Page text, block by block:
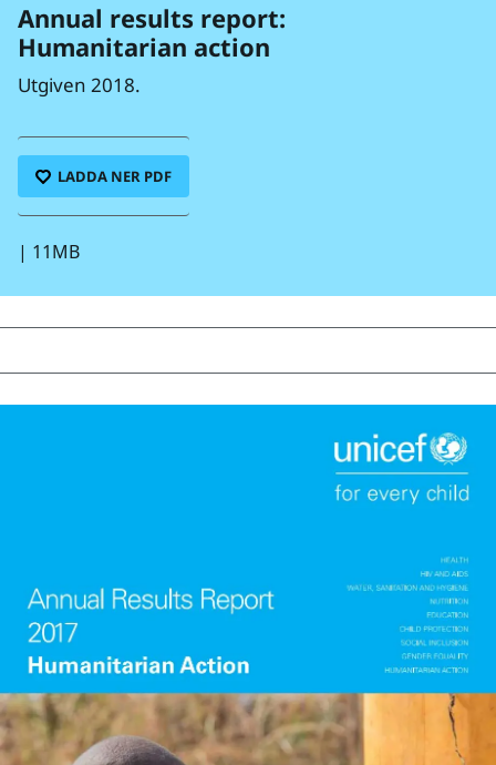
Annual results report:
Humanitarian action
Utgiven 2018.
LADDA NER PDF
| 11MB